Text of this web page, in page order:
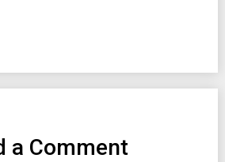
a Comment